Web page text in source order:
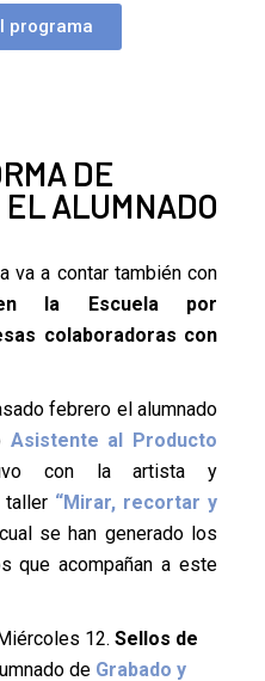
programa
DE
ALUMNADO
va a contar también con
la Escuela por
colaboradoras con
febrero el alumnado
Asistente al Producto
con la artista y
taller “Mirar, recortar y
se han generado los
que acompañan a este
12. Sellos de
de Grabado y